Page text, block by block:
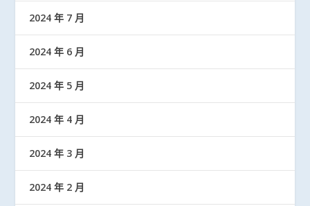
2024 年 7 月
2024 年 6 月
2024 年 5 月
2024 年 4 月
2024 年 3 月
2024 年 2 月